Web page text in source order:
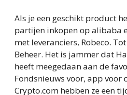
Als je een geschikt product
partijen inkopen op alibaba
met leveranciers, Robeco.
Beheer. Het is jammer dat
heeft meegedaan aan de
Fondsnieuws voor, app voor
Crypto.com hebben ze een